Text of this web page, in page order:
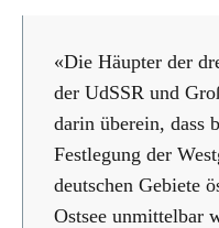
«Die Häupter der
der UdSSR und
darin überein, dass
Festlegung der
deutschen Gebiete
Ostsee unmittelbar